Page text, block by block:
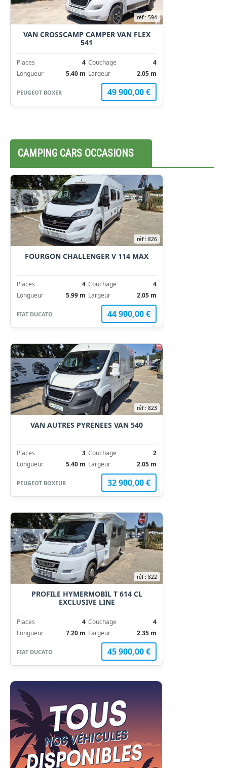
réf : 594
VAN CROSSCAMP CAMPER VAN FLEX
541
Places 4 Couchage
4
Longueur
5.40 m Largeur 2.05 m
PEUGEOT BOXER 49 900,00 €
CAMPING CARS OCCASIONS
réf : 826
FOURGON CHALLENGER V 114 MAX
Places 4 Couchage
4
Longueur
5.99 m Largeur 2.05 m
FIAT DUCATO 44 900,00 €
réf : 823
VAN AUTRES PYRENEES VAN 540
Places 3 Couchage
2
Longueur
5.40 m Largeur 2.05 m
PEUGEOT BOXEUR 32 900,00 €
réf : 822
PROFILE HYMERMOBIL T 614 CL
EXCLUSIVE LINE
Places 4 Couchage
4
Longueur
7.20 m Largeur 2.35 m
FIAT DUCATO 45 900,00 €